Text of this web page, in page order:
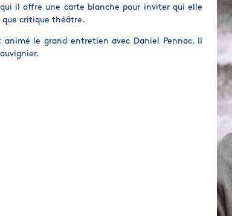
il offre une carte blanche pour inviter qui elle
critique théâtre.
le grand entretien avec Daniel Pennac. Il